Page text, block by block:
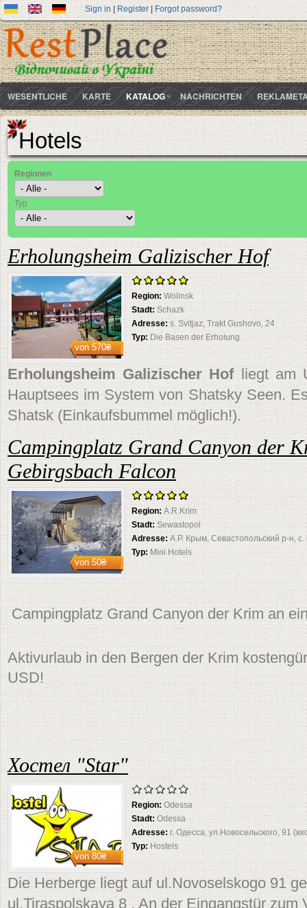
Sign in | Register| Forgot password?
WESENTLICHE KARTE KATALOG NACHRICHTEN
Hotels
Regionen
Typ
Erholungsheim Galizischer Hof
von570₴
Region:Wolinsk
Stadt: Schazk
Adresse: s. Svitjaz, Trakt Gushovo, 24
Typ: Die Basen der Erholung
Erholungsheim Galizischer Hof liegt am
Hauptsees im System von Shatsky Seen.
Shatsk (Einkaufsbummel möglich!).
Campingplatz Grand Canyon der
Gebirgsbach Falcon
von50₴
Region:A.R.Krim
Stadt:Sewastopol
Adresse: А.Р. Крым, Севастопольский р-н,
Typ: Mini Hotels
Campingplatz Grand Canyon der Krim an
Aktivurlaub in den Bergen der Krim
USD!
Хостел "Star"
von80₴
Region:Odessa
Stadt:Odessa
Adresse: г. Одесса, ул.Новосельского, 91
Typ: Hostels
Die Herberge liegt auf ul.Novoselskogo 91
ul.Tiraspolskaya 8 . An der Eingangstür zum